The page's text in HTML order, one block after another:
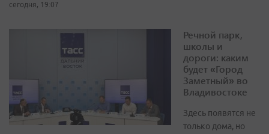
сегодня, 19:07
Речной парк,
школы и
дороги: каким
будет «Город
Заметный» во
Владивостоке
Здесь появятся не
только дома, но